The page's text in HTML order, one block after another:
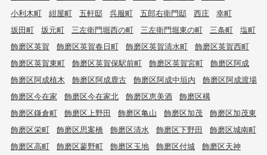
小利木町
紺屋町 五軒邸 呉服町 五郎右衛門邸 西庄
幸町
坂田町
坂元町 三左衛門堀西の町 三左衛門堀東の町 三条町
塩町
飾磨区英賀
飾磨区英賀春日町 飾磨区英賀清水町
飾磨区英賀西町
飾磨区英賀東町
飾磨区英賀保駅前町 飾磨区英賀宮町
飾磨区阿成
飾磨区阿成植木
飾磨区阿成鹿古 飾磨区阿成中垣内
飾磨区阿成渡場
飾磨区今在家
飾磨区今在家北 飾磨区恵美酒
飾磨区構
飾磨区鎌倉町
飾磨区上野田 飾磨区亀山 飾磨区加茂
飾磨区加茂東
飾磨区栄町
飾磨区思案橋 飾磨区清水 飾磨区下野田
飾磨区城南町
飾磨区高町
飾磨区蓼野町 飾磨区玉地 飾磨区付城
飾磨区天神